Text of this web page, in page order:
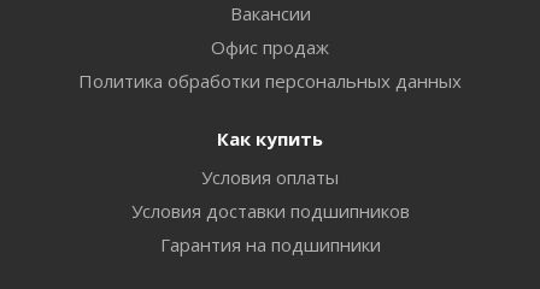
Вакансии
Офис продаж
Политика обработки персональных данных
Как купить
Условия оплаты
Условия доставки подшипников
Гарантия на подшипники